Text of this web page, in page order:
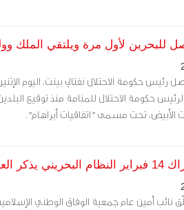
للبحرين لأول مرة ويلتقي الملك
رئيس حكومة الاحتلال نفتالي بينت، اليوم
حكومة الاحتلال للمنامة منذ توقيع
الأبيض، تحت مسمى "اتفاقيات أبراهام".
نائب أمين عام جمعية الوفاق الوطني